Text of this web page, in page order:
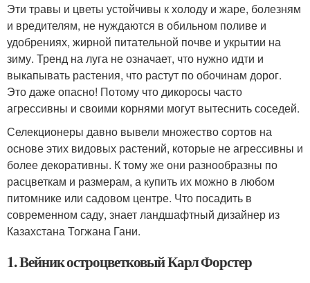
Эти травы и цветы устойчивы к холоду и жаре, болезням
и вредителям, не нуждаются в обильном поливе и
удобрениях, жирной питательной почве и укрытии на
зиму. Тренд на луга не означает, что нужно идти и
выкапывать растения, что растут по обочинам дорог.
Это даже опасно! Потому что дикоросы часто
агрессивны и своими корнями могут вытеснить соседей.
Селекционеры давно вывели множество сортов на
основе этих видовых растений, которые не агрессивны и
более декоративны. К тому же они разнообразны по
расцветкам и размерам, а купить их можно в любом
питомнике или садовом центре. Что посадить в
современном саду, знает ландшафтный дизайнер из
Казахстана Тогжана Гани.
1. Вейник остроцветковый Карл Форстер